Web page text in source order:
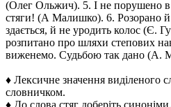
(Олег Ольжич). 5. І не порушено в
стяги! (А Малишко). 6. Розорано
здається, й не уродить колос (Є.
розпитано про шляхи степових
виженемо. Судьбою так дано (А.
♦ Лексичне значення виділеного
словничком.
♦ До слова стяг доберіть синоніми.